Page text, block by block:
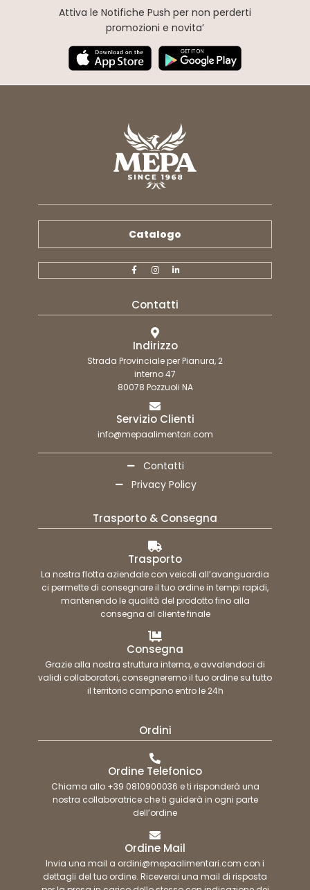
Attiva le Notifiche Push per non perderti
promozioni e novita’
Catalogo
Contatti
Indirizzo
Strada Provinciale per Pianura, 2
interno 47
80078 Pozzuoli NA
Servizio Clienti
info@mepaalimentari.com
Contatti
Privacy Policy
Trasporto & Consegna
Trasporto
La nostra flotta aziendale con veicoli all’avanguardia
ci permette di consegnare il tuo ordine in tempi rapidi,
mantenendo le qualità del prodotto fino alla
consegna al cliente finale
Consegna
Grazie alla nostra struttura interna, e avvalendoci di
validi collaboratori, consegneremo il tuo ordine su tutto
il territorio campano entro le 24h
Ordini
Ordine Telefonico
Chiama allo +39 0810900036 e ti risponderà una
nostra collaboratrice che ti guiderà in ogni parte
dell’ordine
Ordine Mail
Invia una mail a ordini@mepaalimentari.com con i
dettagli del tuo ordine. Riceverai una mail di risposta